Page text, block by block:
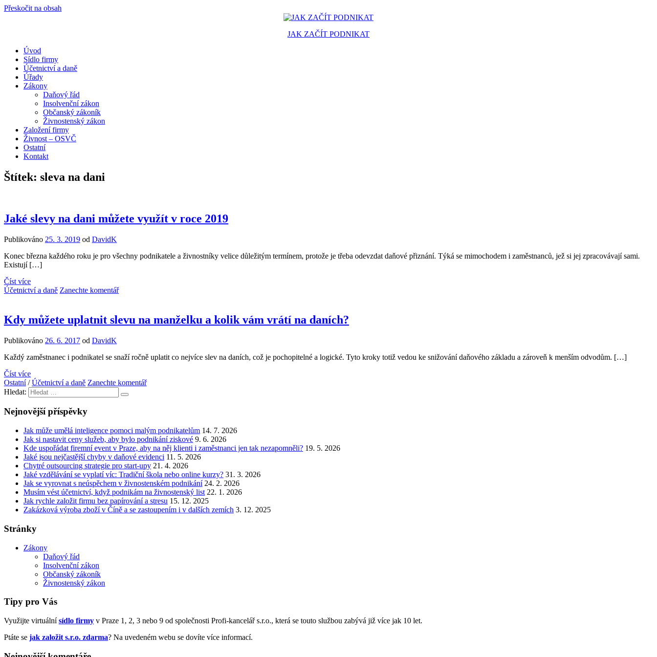
Přeskočit na obsah
JAK ZAČÍT PODNIKAT
Portál pro podnikatele
Úvod
Sídlo firmy
Účetnictví a daně
Úřady
Zákony
Daňový řád
Insolvenční zákon
Občanský zákoník
Živnostenský zákon
Založení firmy
Živnost – OSVČ
Ostatní
Kontakt
Štítek: sleva na dani
Jaké slevy na dani můžete využít v roce 2019
Publikováno 25. 3. 2019 od DavidK
Konec března každého roku je pro všechny podnikatele a živnostníky velice důležitým termínem, protože je třeba odevzdat daňové přiznání. Týká se mimochodem i zaměstnanců, jež si jej zpracovávají sami.
Existují […]
Číst více
Účetnictví a daně Zanechte komentář
Kdy můžete uplatnit slevu na manželku a kolik vám vrátí na daních?
Publikováno 26. 6. 2017 od DavidK
Každý zaměstnanec i podnikatel se snaží ročně uplatit co nejvíce slev na daních, což je pochopitelné a logické. Tyto kroky totiž vedou ke snižování daňového základu a zároveň k menším odvodům. […]
Číst více
Ostatní/Účetnictví a daně Zanechte komentář
Hledat:
Nejnovější příspěvky
Jak může umělá inteligence pomoci malým podnikatelům 14. 7. 2026
Jak si nastavit ceny služeb, aby bylo podnikání ziskové 9. 6. 2026
Kde uspořádat firemní event v Praze, aby na něj klienti i zaměstnanci jen tak nezapomněli? 19. 5. 2026
Jaké jsou nejčastější chyby v daňové evidenci 11. 5. 2026
Chytré outsourcing strategie pro start-upy 21. 4. 2026
Jaké vzdělávání se vyplatí víc: Tradiční škola nebo online kurzy? 31. 3. 2026
Jak se vyrovnat s neúspěchem v živnostenském podnikání 24. 2. 2026
Musím vést účetnictví, když podnikám na živnostenský list 22. 1. 2026
Jak rychle založit firmu bez papírování a stresu 15. 12. 2025
Zakázková výroba zboží v Číně a se zastoupením i v dalších zemích 3. 12. 2025
Stránky
Zákony
Daňový řád
Insolvenční zákon
Občanský zákoník
Živnostenský zákon
Tipy pro Vás
Využijte virtuálnísídlo firmy v Praze 1, 2, 3 nebo 9 od společnosti Profi-kancelář s.r.o., která se touto službou zabývá již více jak 10 let.
Ptáte se jak založit s.r.o. zdarma? Na uvedeném webu se dovíte více informací.